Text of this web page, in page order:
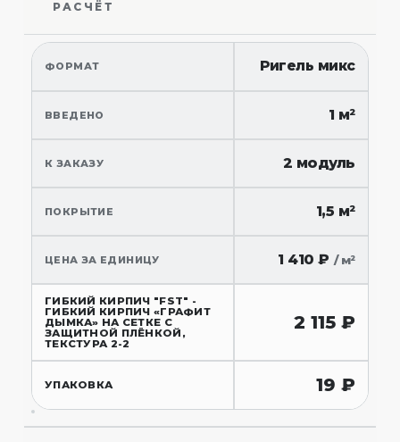
РАСЧЁТ
ФОРМАТ Ригель микс
ВВЕДЕНО 1 м²
К ЗАКАЗУ 2 модуль
ПОКРЫТИЕ 1,5 м²
ЦЕНА ЗА ЕДИНИЦУ 1 410₽ / м²
ГИБКИЙ КИРПИЧ "FST" -
ГИБКИЙ КИРПИЧ «ГРАФИТ
ДЫМКА» НА СЕТКЕ С
ЗАЩИТНОЙ ПЛЁНКОЙ,
ТЕКСТУРА 2-2
2 115 ₽
УПАКОВКА 19 ₽